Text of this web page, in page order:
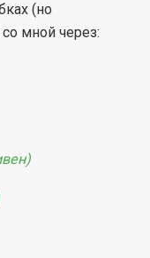
(но
мной через: